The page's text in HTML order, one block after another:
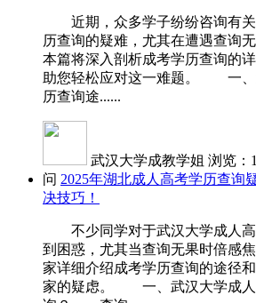
近期，众多学子纷纷咨询有关
历查询的疑难，尤其在遭遇查询
本篇将深入剖析成考学历查询的
助您轻松应对这一难题。 一、
历查询途......
武汉大学成教学姐 浏览：1
问 2025年湖北成人高考学历查询
决技巧！
不少同学对于武汉大学成人高
到困惑，尤其当查询无果时倍感
家详细介绍成考学历查询的途径
家的疑虑。 一、武汉大学成人